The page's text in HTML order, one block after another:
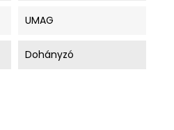
UMAG
Dohányzó